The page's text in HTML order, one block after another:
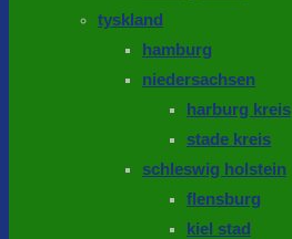
tyskland
hamburg
niedersachsen
harburg kreis
stade kreis
schleswig holstein
flensburg
kiel stad